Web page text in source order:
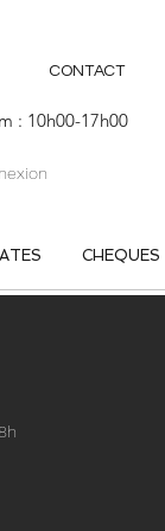
CONTACT
: 10h00-17h00
CHEQUES